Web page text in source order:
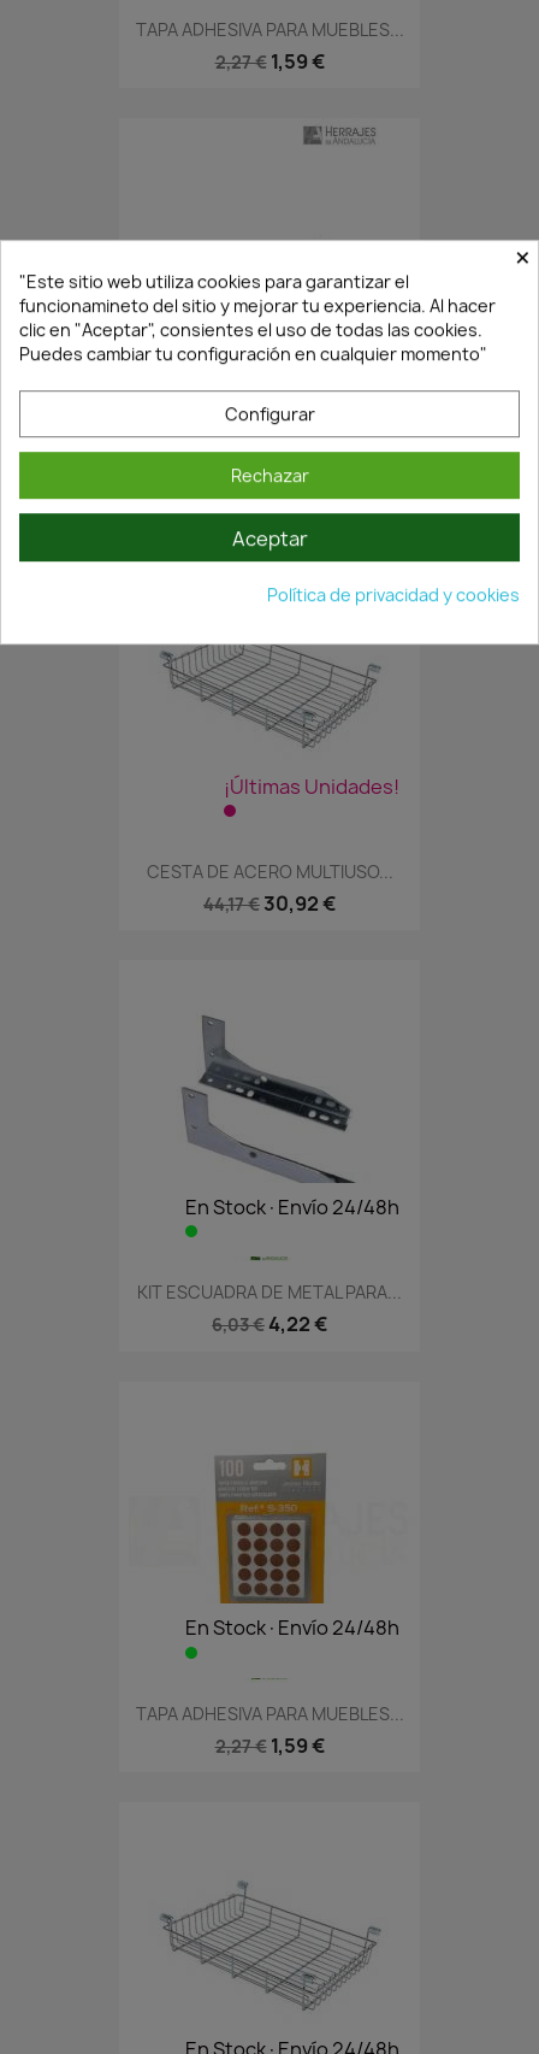
TAPA ADHESIVA PARA MUEBLES...
2,27 € 1,59 €
En Stock·Envío 24/48h
CIERRE LATON PRESION BOLA.....
5,32 €3,73 €
¡Últimas Unidades!
CESTA DE ACERO MULTIUSO...
44,17 € 30,92 €
En Stock·Envío 24/48h
KIT ESCUADRA DE METAL PARA...
6,03 € 4,22 €
En Stock·Envío 24/48h
TAPA ADHESIVA PARA MUEBLES...
2,27 € 1,59 €
×
"Este sitio web utiliza cookies para garantizar el
funcionamineto del sitio y mejorar tu experiencia. Al hacer
clic en "Aceptar", consientes el uso de todas las cookies.
Puedes cambiar tu configuración en cualquier momento"
Configurar
Rechazar
Aceptar
Política de privacidad y cookies